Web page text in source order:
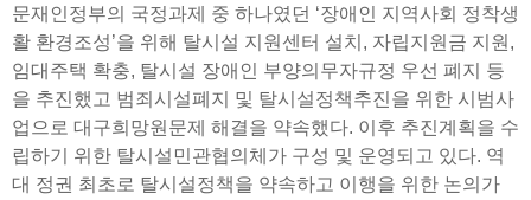
문재인정부의 국정과제 중 하나였던 ‘장애인 지역사회 정착생
활 환경조성’을 위해 탈시설 지원센터 설치, 자립지원금 지원,
임대주택 확충, 탈시설 장애인 부양의무자규정 우선 폐지 등
을 추진했고 범죄시설폐지 및 탈시설정책추진을 위한 시범사
업으로 대구희망원문제 해결을 약속했다. 이후 추진계획을 수
립하기 위한 탈시설민관협의체가 구성 및 운영되고 있다. 역
대 정권 최초로 탈시설정책을 약속하고 이행을 위한 논의가